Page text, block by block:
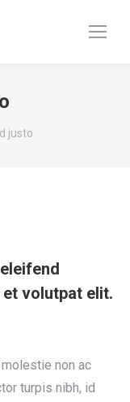
justo
volutpat elit.
non ac
turpis nibh, id